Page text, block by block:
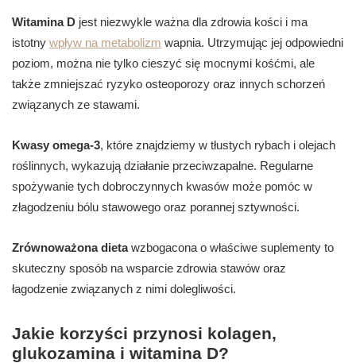
Witamina D jest niezwykle ważna dla zdrowia kości i ma
istotny wpływ na metabolizm wapnia. Utrzymując jej odpowiedni
poziom, można nie tylko cieszyć się mocnymi kośćmi, ale
także zmniejszać ryzyko osteoporozy oraz innych schorzeń
związanych ze stawami.
Kwasy omega-3, które znajdziemy w tłustych rybach i olejach
roślinnych, wykazują działanie przeciwzapalne. Regularne
spożywanie tych dobroczynnych kwasów może pomóc w
złagodzeniu bólu stawowego oraz porannej sztywności.
Zrównoważona dietawzbogacona o właściwe suplementy to
skuteczny sposób na wsparcie zdrowia stawów oraz
łagodzenie związanych z nimi dolegliwości.
Jakie korzyści przynosi kolagen,
glukozamina i witamina D?